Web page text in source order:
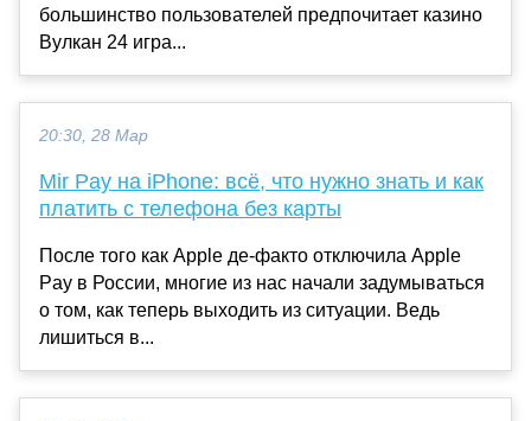
большинство пользователей предпочитает казино
Вулкан 24 игра...
20:30, 28 Мар
Mir Pay на iPhone: всё, что нужно знать и как
платить с телефона без карты
После того как Apple де-факто отключила Apple
Pay в России, многие из нас начали задумываться
о том, как теперь выходить из ситуации. Ведь
лишиться в...